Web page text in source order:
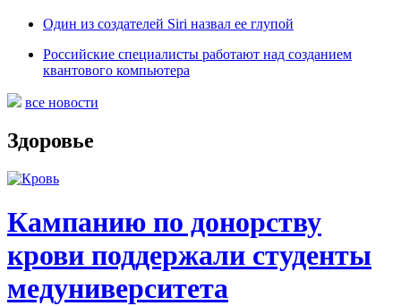
Один из создателей Siri назвал ее глупой
Российские специалисты работают над созданием
квантового компьютера
все новости
Здоровье
Кампанию по донорству
крови поддержали студенты
медуниверситета